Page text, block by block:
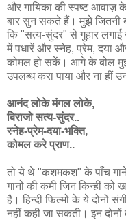
और गायिका की स्पष्ट आवाज़
बार सुन सकते हैं। मुझे जितनी
कि "सत्य-सुंदर" से गुहार
में पधारें और स्नेह, प्रेम, दया
कोमल हो सकें। आगे के बोल
उपलब्ध करा पाया और ना हीं
आनंद लोके मंगल लोके,
बिराजो सत्य-सुंदर..
स्नेह-प्रेम-दया-भक्ति,
कोमल करे प्राण..
तो ये थे "कशमकश" के पाँच
गानों की कमी जिन किन्हीं
है। हिन्दी फिल्मों के ये दोनों
नहीं कही जा सकती। इन दोनों